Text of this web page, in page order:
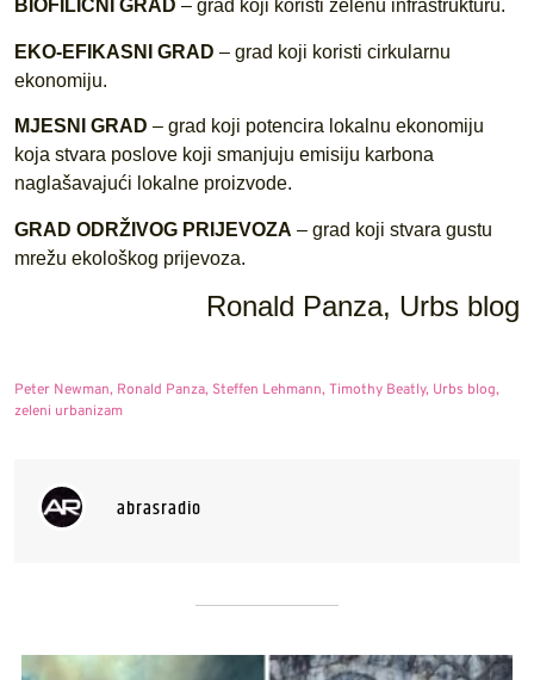
BIOFILIČNI GRAD – grad koji koristi zelenu infrastrukturu.
EKO-EFIKASNI GRAD – grad koji koristi cirkularnu
ekonomiju.
MJESNI GRAD – grad koji potencira lokalnu ekonomiju
koja stvara poslove koji smanjuju emisiju karbona
naglašavajući lokalne proizvode.
GRAD ODRŽIVOG PRIJEVOZA – grad koji stvara gustu
mrežu ekološkog prijevoza.
Ronald Panza, Urbs blog
Peter Newman, Ronald Panza, Steffen Lehmann,Timothy Beatly, Urbs blog,
zeleni urbanizam
abrasradio